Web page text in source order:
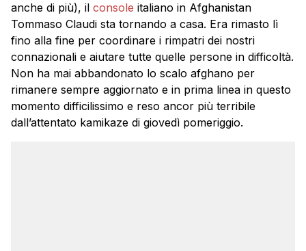
anche di più), il console italiano in Afghanistan
Tommaso Claudi sta tornando a casa. Era rimasto lì
fino alla fine per coordinare i rimpatri dei nostri
connazionali e aiutare tutte quelle persone in difficoltà.
Non ha mai abbandonato lo scalo afghano per
rimanere sempre aggiornato e in prima linea in questo
momento difficilissimo e reso ancor più terribile
dall’attentato kamikaze di giovedì pomeriggio.